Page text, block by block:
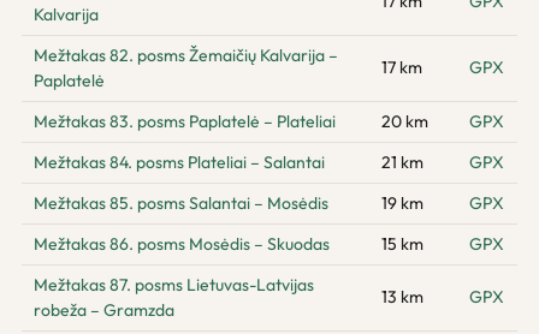
Kalvarija
Mežtakas 82. posms Žemaičių Kalvarija –
Paplatelė
17 km GPX
Mežtakas 83. posms Paplatelė – Plateliai 20 km
GPX
Mežtakas 84. posms Plateliai – Salantai
21 km
GPX
Mežtakas 85. posms Salantai – Mosėdis
19 km
GPX
Mežtakas 86. posms Mosėdis – Skuodas
15 km
GPX
Mežtakas 87. posms Lietuvas-Latvijas
robeža – Gramzda
13 km GPX